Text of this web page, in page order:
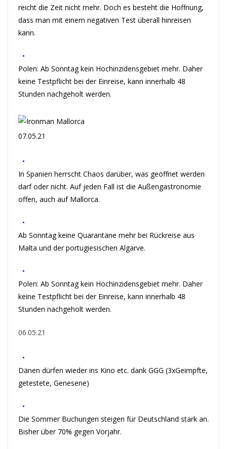
reicht die Zeit nicht mehr. Doch es besteht die Hoffnung,
dass man mit einem negativen Test überall hinreisen
kann.
•
Polen: Ab Sonntag kein Hochinzidensgebiet mehr. Daher
keine Testpflicht bei der Einreise, kann innerhalb 48
Stunden nachgeholt werden.
07.05.21
•
In Spanien herrscht Chaos darüber, was geöffnet werden
darf oder nicht. Auf jeden Fall ist die Außengastronomie
offen, auch auf Mallorca.
•
Ab Sonntag keine Quarantäne mehr bei Rückreise aus
Malta und der portugiesischen Algarve.
•
Polen: Ab Sonntag kein Hochinzidensgebiet mehr. Daher
keine Testpflicht bei der Einreise, kann innerhalb 48
Stunden nachgeholt werden.
06.05.21
•
Dänen dürfen wieder ins Kino etc. dank GGG (3xGeimpfte,
getestete, Genesene)
•
Die Sommer Buchungen steigen für Deutschland stark an.
Bisher über 70% gegen Vorjahr.